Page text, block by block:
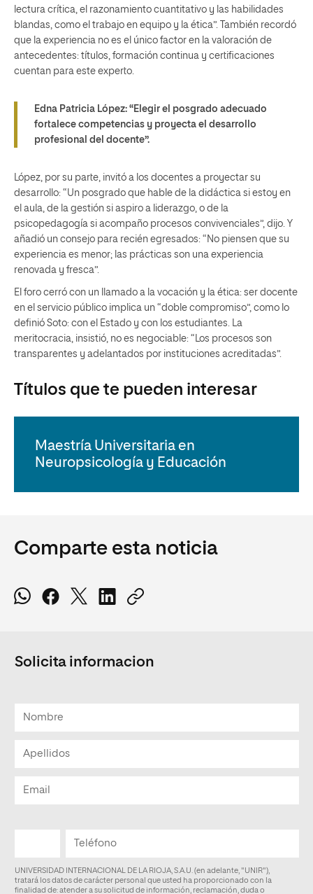
lectura crítica, el razonamiento cuantitativo y las habilidades
blandas, como el trabajo en equipo y la ética”. También recordó
que la experiencia no es el único factor en la valoración de
antecedentes: títulos, formación continua y certificaciones
cuentan para este experto.
Edna Patricia López: “Elegir el posgrado adecuado
fortalece competencias y proyecta el desarrollo
profesional del docente”.
López, por su parte, invitó a los docentes a proyectar su
desarrollo: “Un posgrado que hable de la didáctica si estoy en
el aula, de la gestión si aspiro a liderazgo, o de la
psicopedagogía si acompaño procesos convivenciales”, dijo. Y
añadió un consejo para recién egresados: “No piensen que su
experiencia es menor; las prácticas son una experiencia
renovada y fresca”.
El foro cerró con un llamado a la vocación y la ética: ser docente
en el servicio público implica un “doble compromiso”, como lo
definió Soto: con el Estado y con los estudiantes. La
meritocracia, insistió, no es negociable: “Los procesos son
transparentes y adelantados por instituciones acreditadas”.
Títulos que te pueden interesar
Maestría Universitaria en
Neuropsicología y Educación
Comparte esta noticia
Solicita informacion